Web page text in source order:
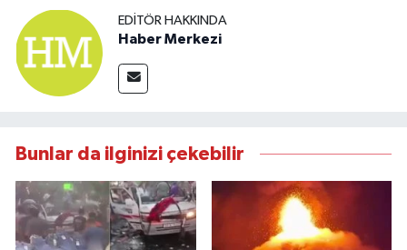
EDITÖR HAKKINDA
Haber Merkezi
Bunlar da ilginizi çekebilir